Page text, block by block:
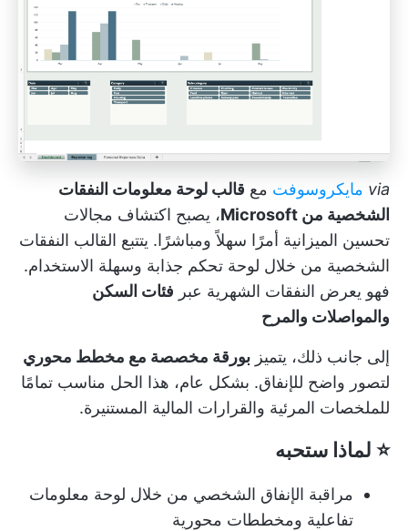
via مايكروسوفت مع قالب لوحة معلومات النفقات
الشخصية من Microsoft
، يصبح اكتشاف مجالات
تحسين الميزانية أمرًا سهلاً ومباشرًا. يتتبع القالب النفقات
الشخصية من خلال لوحة تحكم جذابة وسهلة الاستخدام.
فهو يعرض النفقات الشهرية عبر فئات السكن
والمواصلات والمرح
إلى جانب ذلك، يتميز بورقة مخصصة مع مخطط محوري
لتصور واضح للإنفاق. بشكل عام، هذا الحل مناسب تمامًا
للملخصات المرئية والقرارات المالية المستنيرة.
⭐ لماذا ستحبه
مراقبة الإنفاق الشخصي من خلال لوحة معلومات
تفاعلية ومخططات محورية